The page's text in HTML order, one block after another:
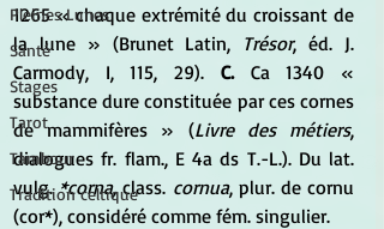
Pleines Lunes
Santé
Stages
Tarot
Tambour
Tradition celtique
1265 « chaque extrémité du croissant de
la lune » (Brunet Latin, Trésor, éd. J.
Carmody, I, 115, 29). C. Ca 1340 «
substance dure constituée par ces cornes
de mammifères » (Livre des métiers,
dialogues fr. flam., E 4a ds T.-L.). Du lat.
vulg. *corna, class. cornua, plur. de cornu
(cor*), considéré comme fém. singulier.